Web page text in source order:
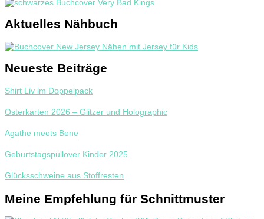
Aktuelles Nähbuch
Neueste Beiträge
Shirt Liv im Doppelpack
Osterkarten 2026 – Glitzer und Holographic
Agathe meets Bene
Geburtstagspullover Kinder 2025
Glücksschweine aus Stoffresten
Meine Empfehlung für Schnittmuster